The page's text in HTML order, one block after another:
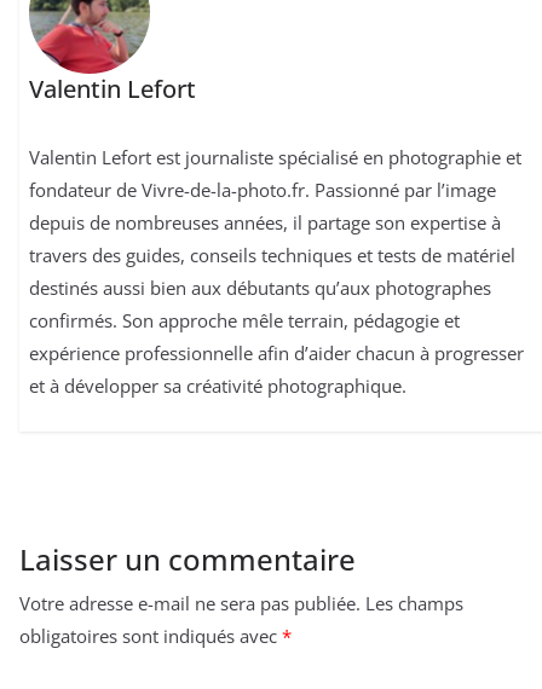
Valentin Lefort
Valentin Lefort est journaliste spécialisé en photographie et
fondateur de Vivre-de-la-photo.fr. Passionné par l’image
depuis de nombreuses années, il partage son expertise à
travers des guides, conseils techniques et tests de matériel
destinés aussi bien aux débutants qu’aux photographes
confirmés. Son approche mêle terrain, pédagogie et
expérience professionnelle afin d’aider chacun à progresser
et à développer sa créativité photographique.
Laisser un commentaire
Votre adresse e-mail ne sera pas publiée. Les champs
obligatoires sont indiqués avec *